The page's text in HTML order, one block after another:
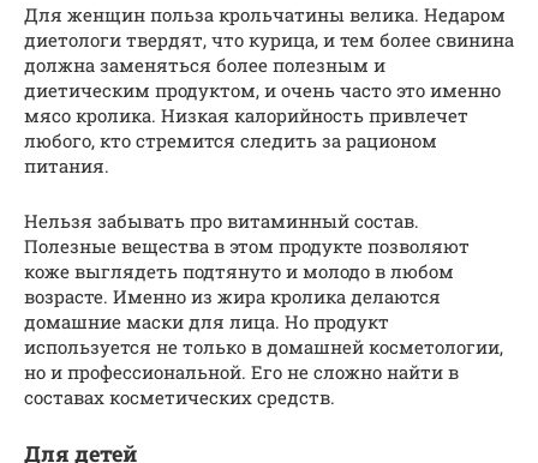
Для женщин польза крольчатины велика. Недаром
диетологи твердят, что курица, и тем более свинина
должна заменяться более полезным и
диетическим продуктом, и очень часто это именно
мясо кролика. Низкая калорийность привлечет
любого, кто стремится следить за рационом
питания.
Нельзя забывать про витаминный состав.
Полезные вещества в этом продукте позволяют
коже выглядеть подтянуто и молодо в любом
возрасте. Именно из жира кролика делаются
домашние маски для лица. Но продукт
используется не только в домашней косметологии,
но и профессиональной. Его не сложно найти в
составах косметических средств.
Для детей